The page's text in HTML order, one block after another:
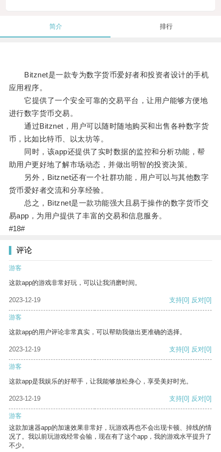
简介 排行
Bitznet是一款专为数字货币爱好者和投资者设计的手机
应用程序。
它提供了一个安全可靠的交易平台，让用户能够方便地
进行数字货币交易。
通过Bitznet，用户可以随时随地购买和出售各种数字货
币，比如比特币、以太坊等。
同时，该app还提供了实时数据的监控和分析功能，帮
助用户更好地了解市场动态，并做出明智的投资决策。
另外，Bitznet还有一个社群功能，用户可以与其他数字
货币爱好者交流和分享经验。
总之，Bitznet是一款功能强大且易于操作的数字货币交
易app，为用户提供了丰富的交易和信息服务。
#18#
评论
游客
这款app的游戏非常好玩，可以让我消磨时间。
2023-12-19 支持[0] 反对[0]
游客
这款app的用户评论非常真实，可以帮助我做出更准确的选择。
2023-12-19 支持[0] 反对[0]
游客
这款app是我娱乐的好帮手，让我能够放松身心，享受美好时光。
2023-12-19 支持[0] 反对[0]
游客
这款加速器app的加速效果非常好，玩游戏再也不会出现卡顿、掉线的情
况了。我以前玩游戏经常会输，现在有了这个app，我的游戏水平提升了
不少。